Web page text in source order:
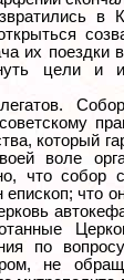
в
их поездки
цели и
который
воле
что собор
что
по
не